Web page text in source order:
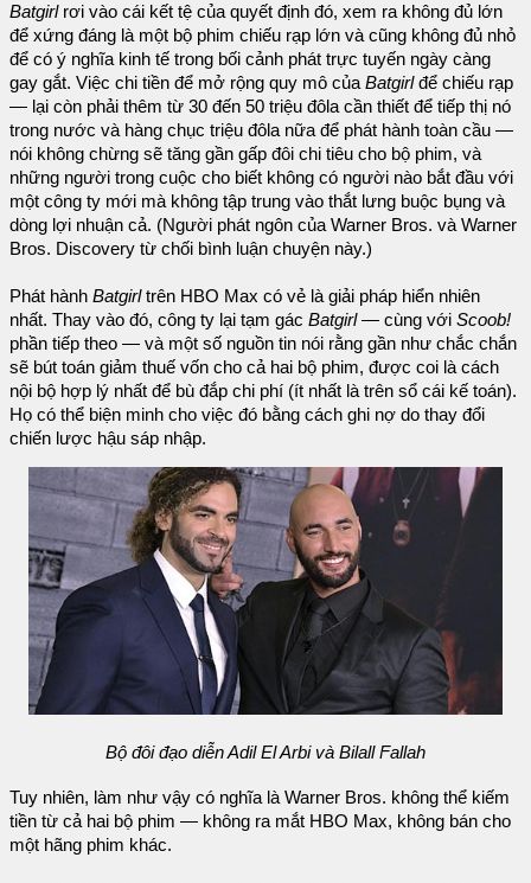
Batgirl rơi vào cái kết tệ của quyết định đó, xem ra không đủ lớn
để xứng đáng là một bộ phim chiếu rạp lớn và cũng không đủ nhỏ
để có ý nghĩa kinh tế trong bối cảnh phát trực tuyến ngày càng
gay gắt. Việc chi tiền để mở rộng quy mô của Batgirlđể chiếu rạp
— lại còn phải thêm từ 30 đến 50 triệu đôla cần thiết để tiếp thị nó
trong nước và hàng chục triệu đôla nữa để phát hành toàn cầu —
nói không chừng sẽ tăng gần gấp đôi chi tiêu cho bộ phim, và
những người trong cuộc cho biết không có người nào bắt đầu với
một công ty mới mà không tập trung vào thắt lưng buộc bụng và
dòng lợi nhuận cả. (Người phát ngôn của Warner Bros. và Warner
Bros. Discovery từ chối bình luận chuyện này.)
Phát hành Batgirltrên HBO Max có vẻ là giải pháp hiển nhiên
nhất. Thay vào đó, công ty lại tạm gác Batgirl— cùng với Scoob!
phần tiếp theo — và một số nguồn tin nói rằng gần như chắc chắn
sẽ bút toán giảm thuế vốn cho cả hai bộ phim, được coi là cách
nội bộ hợp lý nhất để bù đắp chi phí (ít nhất là trên sổ cái kế toán).
Họ có thể biện minh cho việc đó bằng cách ghi nợ do thay đổi
chiến lược hậu sáp nhập.
Bộ đôi đạo diễn Adil El Arbi và Bilall Fallah
Tuy nhiên, làm như vậy có nghĩa là Warner Bros. không thể kiếm
tiền từ cả hai bộ phim — không ra mắt HBO Max, không bán cho
một hãng phim khác.